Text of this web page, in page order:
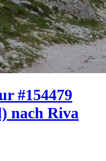
#154479
nach Riva